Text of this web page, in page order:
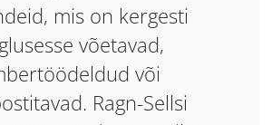
mis on kergesti
võetavad,
või
Ragn-Sellsi